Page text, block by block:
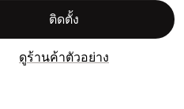
ติดตั้ง
ดูร้านค้าตัวอย่าง